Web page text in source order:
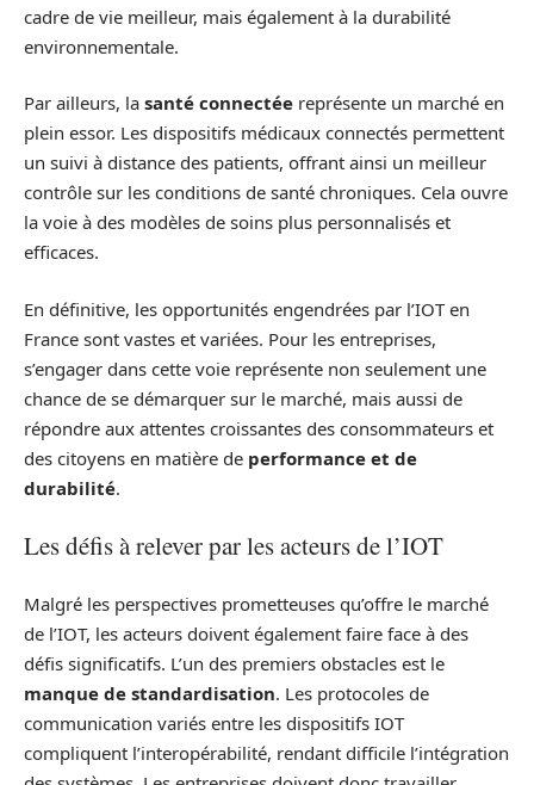
cadre de vie meilleur, mais également à la durabilité
environnementale.
Par ailleurs, la santé connectée représente un marché en
plein essor. Les dispositifs médicaux connectés permettent
un suivi à distance des patients, offrant ainsi un meilleur
contrôle sur les conditions de santé chroniques. Cela ouvre
la voie à des modèles de soins plus personnalisés et
efficaces.
En définitive, les opportunités engendrées par l’IOT en
France sont vastes et variées. Pour les entreprises,
s’engager dans cette voie représente non seulement une
chance de se démarquer sur le marché, mais aussi de
répondre aux attentes croissantes des consommateurs et
des citoyens en matière de performance et de
durabilité.
Les défis à relever par les acteurs de l’IOT
Malgré les perspectives prometteuses qu’offre le marché
de l’IOT, les acteurs doivent également faire face à des
défis significatifs. L’un des premiers obstacles est le
manque de standardisation. Les protocoles de
communication variés entre les dispositifs IOT
compliquent l’interopérabilité, rendant difficile l’intégration